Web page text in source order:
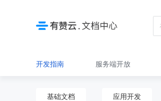
开发指南 服务端开放
基础文档 应用开发